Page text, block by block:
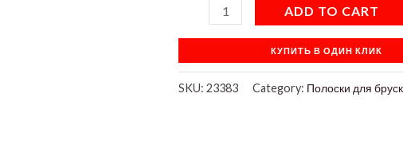
ADD TO CART
КУПИТЬ В ОДИН КЛИК
SKU:23383 Category: Полоски для